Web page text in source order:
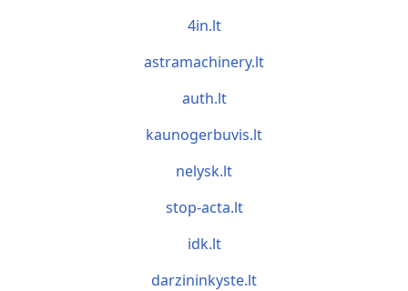
4in.lt
astramachinery.lt
auth.lt
kaunogerbuvis.lt
nelysk.lt
stop-acta.lt
idk.lt
darzininkyste.lt